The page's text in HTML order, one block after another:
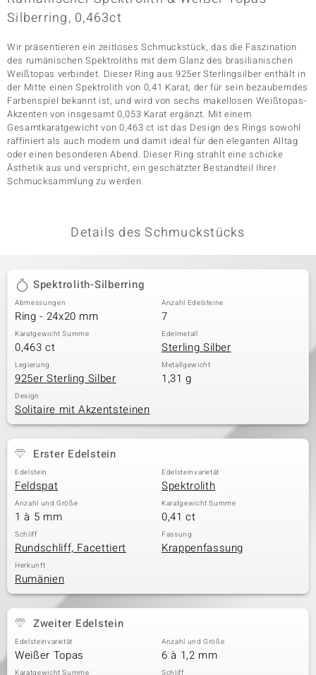
Silberring, 0,463ct
Wir präsentieren ein zeitloses Schmuckstück, das die Faszination
des rumänischen Spektroliths mit dem Glanz des brasilianischen
Weißtopas verbindet. Dieser Ring aus 925er Sterlingsilber enthält in
der Mitte einen Spektrolith von 0,41 Karat, der für sein bezauberndes
Farbenspiel bekannt ist, und wird von sechs makellosen Weißtopas-
Akzenten von insgesamt 0,053 Karat ergänzt. Mit einem
Gesamtkaratgewicht von 0,463 ct ist das Design des Rings sowohl
raffiniert als auch modern und damit ideal für den eleganten Alltag
oder einen besonderen Abend. Dieser Ring strahlt eine schicke
Ästhetik aus und verspricht, ein geschätzter Bestandteil Ihrer
Schmucksammlung zu werden.
Details des Schmuckstücks
Spektrolith-Silberring
Abmessungen
Ring - 24x20 mm
Anzahl Edelsteine
7
Karatgewicht Summe
0,463 ct
Edelmetall
Sterling Silber
Legierung
925er Sterling Silber
Metallgewicht
1,31 g
Design
Solitaire mit Akzentsteinen
Erster Edelstein
Edelstein
Feldspat
Edelsteinvarietät
Spektrolith
Anzahl und Größe
1 à 5 mm
Karatgewicht Summe
0,41 ct
Schliff
Rundschliff, Facettiert
Fassung
Krappenfassung
Herkunft
Rumänien
Zweiter Edelstein
Edelsteinvarietät
Weißer Topas
Anzahl und Größe
6 à 1,2 mm
Karatgewicht Summe Schliff